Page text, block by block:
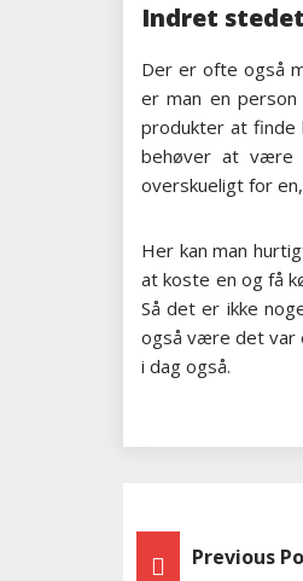
Indret
Der er ofte også
er man en
produkter at finde
behøver at være
overskueligt for
Her kan man
at koste en og få
Så det er ikke
også være det var
i dag også.
Previous